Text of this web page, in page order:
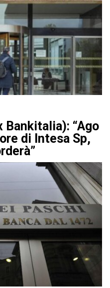
Bankitalia): “Ago
di Intesa Sp,